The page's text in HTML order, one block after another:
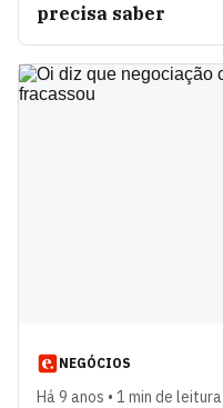
precisa saber
NEGÓCIOS
Há 9 anos • 1 min de leitura